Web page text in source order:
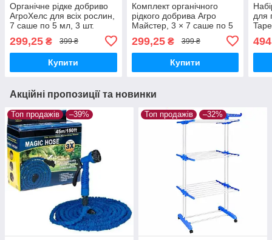
Органічне рідке добриво
АгроХелс для всіх рослин,
7 саше по 5 мл, 3 шт.
299,25 ₴ 399 ₴
Купити
Комплект органічного
рідкого добрива Агро
Майстер, 3 × 7 саше по 5
299,25₴ 399 ₴
Купити
для
Акційні пропозиції та новинки
Топ продажів –39% Топ продажів –32%